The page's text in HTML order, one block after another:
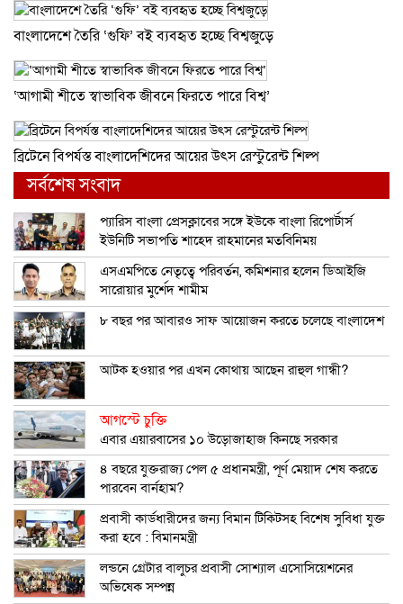
বাংলাদেশে তৈরি ‘গুফি’ বই ব্যবহৃত হচ্ছে বিশ্বজুড়ে
‘আগামী শীতে স্বাভাবিক জীবনে ফিরতে পারে বিশ্ব’
ব্রিটে‌নে বিপর্যস্ত বাংলা‌দেশিদের আ‌য়ের উৎস রেস্টু‌রেন্ট শিল্প
সর্বশেষ সংবাদ
প্যারিস বাংলা প্রেসক্লাবের সঙ্গে ইউকে বাংলা রিপোর্টার্স
ইউনিটি সভাপতি শাহেদ রাহমানের মতবিনিময়
এসএমপিতে নেতৃত্বে পরিবর্তন, কমিশনার হলেন ডিআইজি
সারোয়ার মুর্শেদ শামীম
৮ বছর পর আবারও সাফ আয়োজন করতে চলেছে বাংলাদেশ
আটক হওয়ার পর এখন কোথায় আছেন রাহুল গান্ধী?
আগস্টে চুক্তি
এবার এয়ারবাসের ১০ উড়োজাহাজ কিনছে সরকার
৪ বছরে যুক্তরাজ্য পেল ৫ প্রধানমন্ত্রী, পূর্ণ মেয়াদ শেষ করতে
পারবেন বার্নহাম?
প্রবাসী কার্ডধারীদের জন্য বিমান টিকিটসহ বিশেষ সুবিধা যুক্ত
করা হবে : বিমানমন্ত্রী
লন্ডনে গ্রেটার বালুচর প্রবাসী সোশ্যাল এসোসিয়েশনের
অভিষেক সম্পন্ন